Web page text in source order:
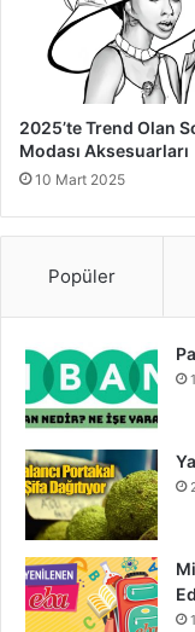
Yelek kombin
günlerde şıklığı
parçalarla
kullanılabilir. İster
yaratın, yelekler her
renk uyumuna ve
şıklığınızı
2025’te Trend Olan
Modası Aksesuarları
10 Mart 2025
Popüler